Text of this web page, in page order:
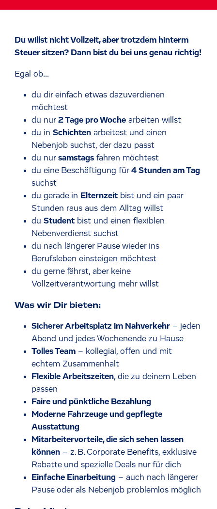
Du willst nicht Vollzeit, aber trotzdem hinterm
Steuer sitzen? Dann bist du bei uns genau richtig!
Egal ob...
du dir einfach etwas dazuverdienen
möchtest
du nur2 Tage pro Woche arbeiten willst
du inSchichten arbeitest und einen
Nebenjob suchst, der dazu passt
du nursamstags fahren möchtest
du eine Beschäftigung für4 Stunden am Tag
suchst
du gerade in Elternzeit bist und ein paar
Stunden raus aus dem Alltag willst
duStudent bist und einen flexiblen
Nebenverdienst suchst
du nach längerer Pause wieder ins
Berufsleben einsteigen möchtest
du gerne fährst, aber keine
Vollzeitverantwortung mehr willst
Was wir Dir bieten:
Sicherer Arbeitsplatz im Nahverkehr – jeden
Abend und jedes Wochenende zu Hause
Tolles Team – kollegial, offen und mit
echtem Zusammenhalt
Flexible Arbeitszeiten, die zu deinem Leben
passen
Faire und pünktliche Bezahlung
Moderne Fahrzeuge und gepflegte
Ausstattung
Mitarbeitervorteile, die sich sehen lassen
können – z. B. Corporate Benefits, exklusive
Rabatte und spezielle Deals nur für dich
Einfache Einarbeitung – auch nach längerer
Pause oder als Nebenjob problemlos möglich